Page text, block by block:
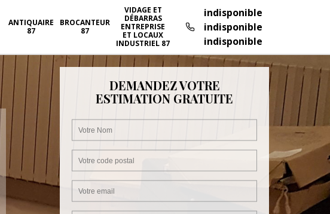
ANTIQUAIRE
87
BROCANTEUR
87
VIDAGE ET
DÉBARRAS
ENTREPRISE
ET LOCAUX
INDUSTRIEL 87
indisponible
indisponible
indisponible
DEMANDEZ VOTRE
ESTIMATION GRATUITE